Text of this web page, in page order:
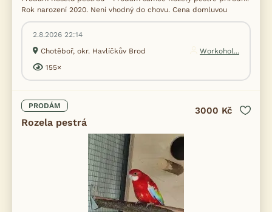
Rok narození 2020. Není vhodný do chovu. Cena domluvou
2.8.2026 22:14
Chotěboř, okr. Havlíčkův Brod
Workohol...
155×
PRODÁM
Rozela pestrá
3000 Kč